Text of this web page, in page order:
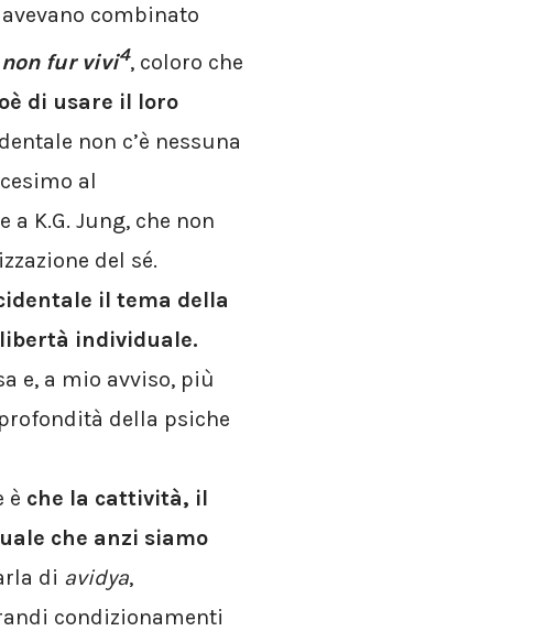
combinato
fur vivi4, coloro che
di usare il loro
non c’è nessuna
al
K.G. Jung, che non
del sé.
il tema della
individuale.
a mio avviso, più
della psiche
è che la cattività, il
che anzi siamo
di avidya,
condizionamenti